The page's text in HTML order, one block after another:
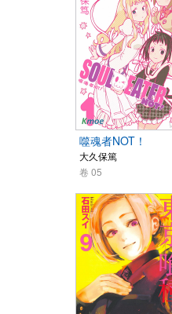
噬魂者NOT！
大久保篤
卷 05